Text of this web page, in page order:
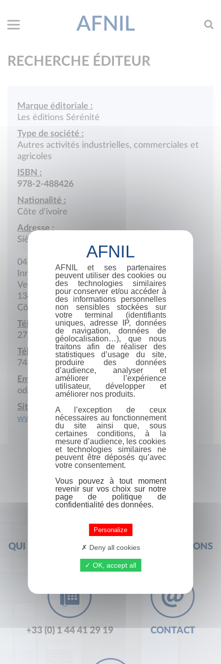
AFNIL
RECHERCHE ÉDITEUR
Marque éditoriale :
Les éditions Sérénité
Type de société :
Autres activités industrielles, commerciales et
agricoles
ISBN :
978-2-488426
Nationalité :
Côte d'ivoire
Adresse :
Siège social
04 BP 1341 Abidjan 04
Innovision Center Entrée Face Ecole Jules
Verne
1341 Abidjan
Côte d'ivoire
Téléphone :
272 228 9730
Téléphone portable :
748 485 204
Email :
odadjeu@gmail.com
Site Internet :
www.daken-businesscoaching.com
QUI SOMMES-NOUS ? FOIRE AUX QUESTIONS
+33 (0) 1 44 41 29 19 CONTACT
AFNIL et ses partenaires
peuvent utiliser des cookies ou
des technologies similaires
pour conserver et/ou accéder à
des informations personnelles
non sensibles stockées sur
votre terminal (identifiants
uniques, adresse IP, données
de navigation, données de
géolocalisation…), que nous
traitons afin de réaliser des
statistiques d’usage du site,
produire des données
d’audience, analyser et
améliorer l’expérience
utilisateur, développer et
améliorer nos produits.
A l’exception de ceux
nécessaires au fonctionnement
du site ainsi que, sous
certaines conditions, à la
mesure d’audience, les cookies
et technologies similaires ne
peuvent être déposés qu’avec
votre consentement.
Vous pouvez à tout moment
revenir sur vos choix sur notre
page de politique de
confidentialité des données.
Personalize
Deny all cookies
OK, accept all